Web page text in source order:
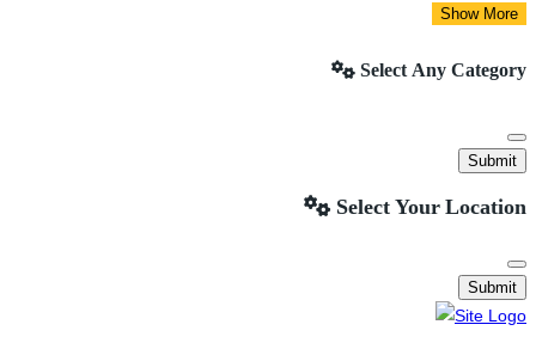
Show More
Select Any Category
Submit
Select Your Location
Submit